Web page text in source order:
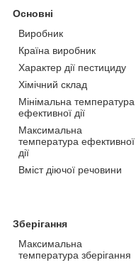
Основні
Виробник
Країна виробник
Характер дії пестициду
Хімічний склад
Мінімальна температура
ефективної дії
Максимальна
температура ефективної
дії
Вміст діючої речовини
Зберігання
Максимальна
температура зберігання